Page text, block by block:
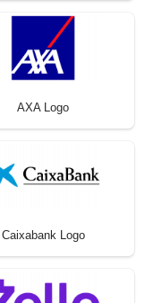
AXA Logo
Caixabank Logo